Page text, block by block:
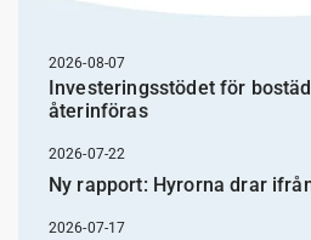
2026-08-07
Investeringsstödet för
återinföras
2026-07-22
Ny rapport: Hyrorna drar
2026-07-17